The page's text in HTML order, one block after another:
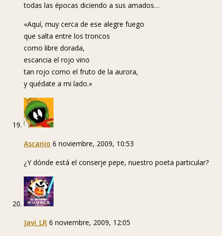
todas las épocas diciendo a sus amados…
«Aquí, muy cerca de ese alegre fuego
que salta entre los troncos
como libre dorada,
escancia el rojo vino
tan rojo como el fruto de la aurora,
y quédate a mi lado.»
Ascanio 6 noviembre, 2009, 10:53
¿Y dónde está el conserje pepe, nuestro poeta particular?
Javi_LR 6 noviembre, 2009, 12:05